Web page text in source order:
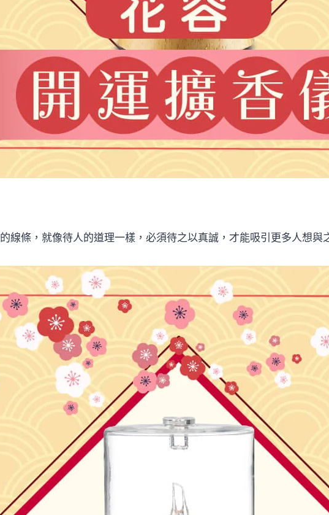
線條，就像待人的道理一樣，必須待之以真誠，才能吸引更多人想